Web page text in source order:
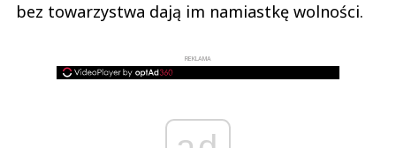
bez towarzystwa dają im namiastkę wolności.
REKLAMA